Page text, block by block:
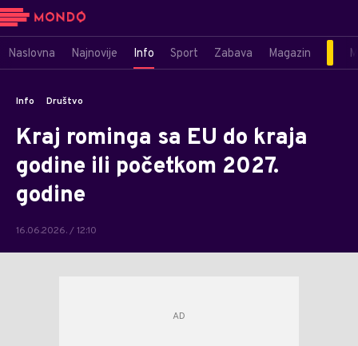
Naslovna Najnovije Info Sport Zabava Magazin
Info Društvo
Kraj rominga sa EU do kraja
godine ili početkom 2027.
godine
16.06.2026. / 12:10